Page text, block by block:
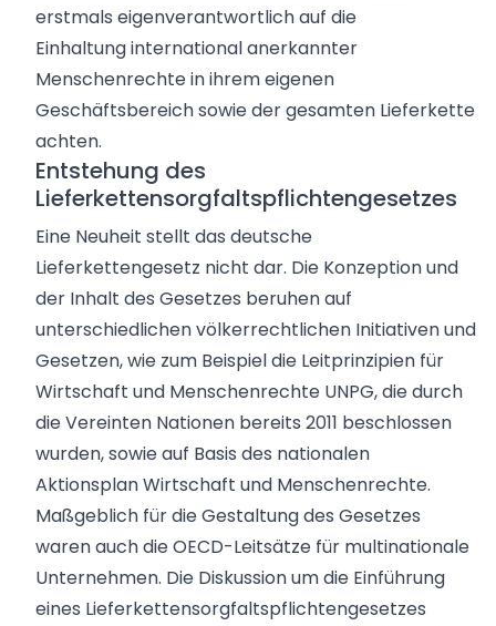
erstmals eigenverantwortlich auf die
Einhaltunginternational anerkannter
Menschenrechtein ihrem eigenen
Geschäftsbereich sowie der gesamten Lieferkette
achten.
Entstehung des
Lieferkettensorgfaltspflichtengesetzes
Eine Neuheit stellt das deutsche
Lieferkettengesetz nicht dar. Die Konzeption und
der Inhalt des Gesetzes beruhen auf
unterschiedlichen völkerrechtlichen Initiativen und
Gesetzen, wie zum Beispiel die Leitprinzipien für
Wirtschaft und Menschenrechte UNPG, die durch
die Vereinten Nationen bereits 2011 beschlossen
wurden, sowie auf Basis des nationalen
Aktionsplan Wirtschaft und Menschenrechte.
Maßgeblich für die Gestaltung des Gesetzes
waren auch dieOECD-Leitsätze für multinationale
Unternehmen. Die Diskussion um die Einführung
eines Lieferkettensorgfaltspflichtengesetzes